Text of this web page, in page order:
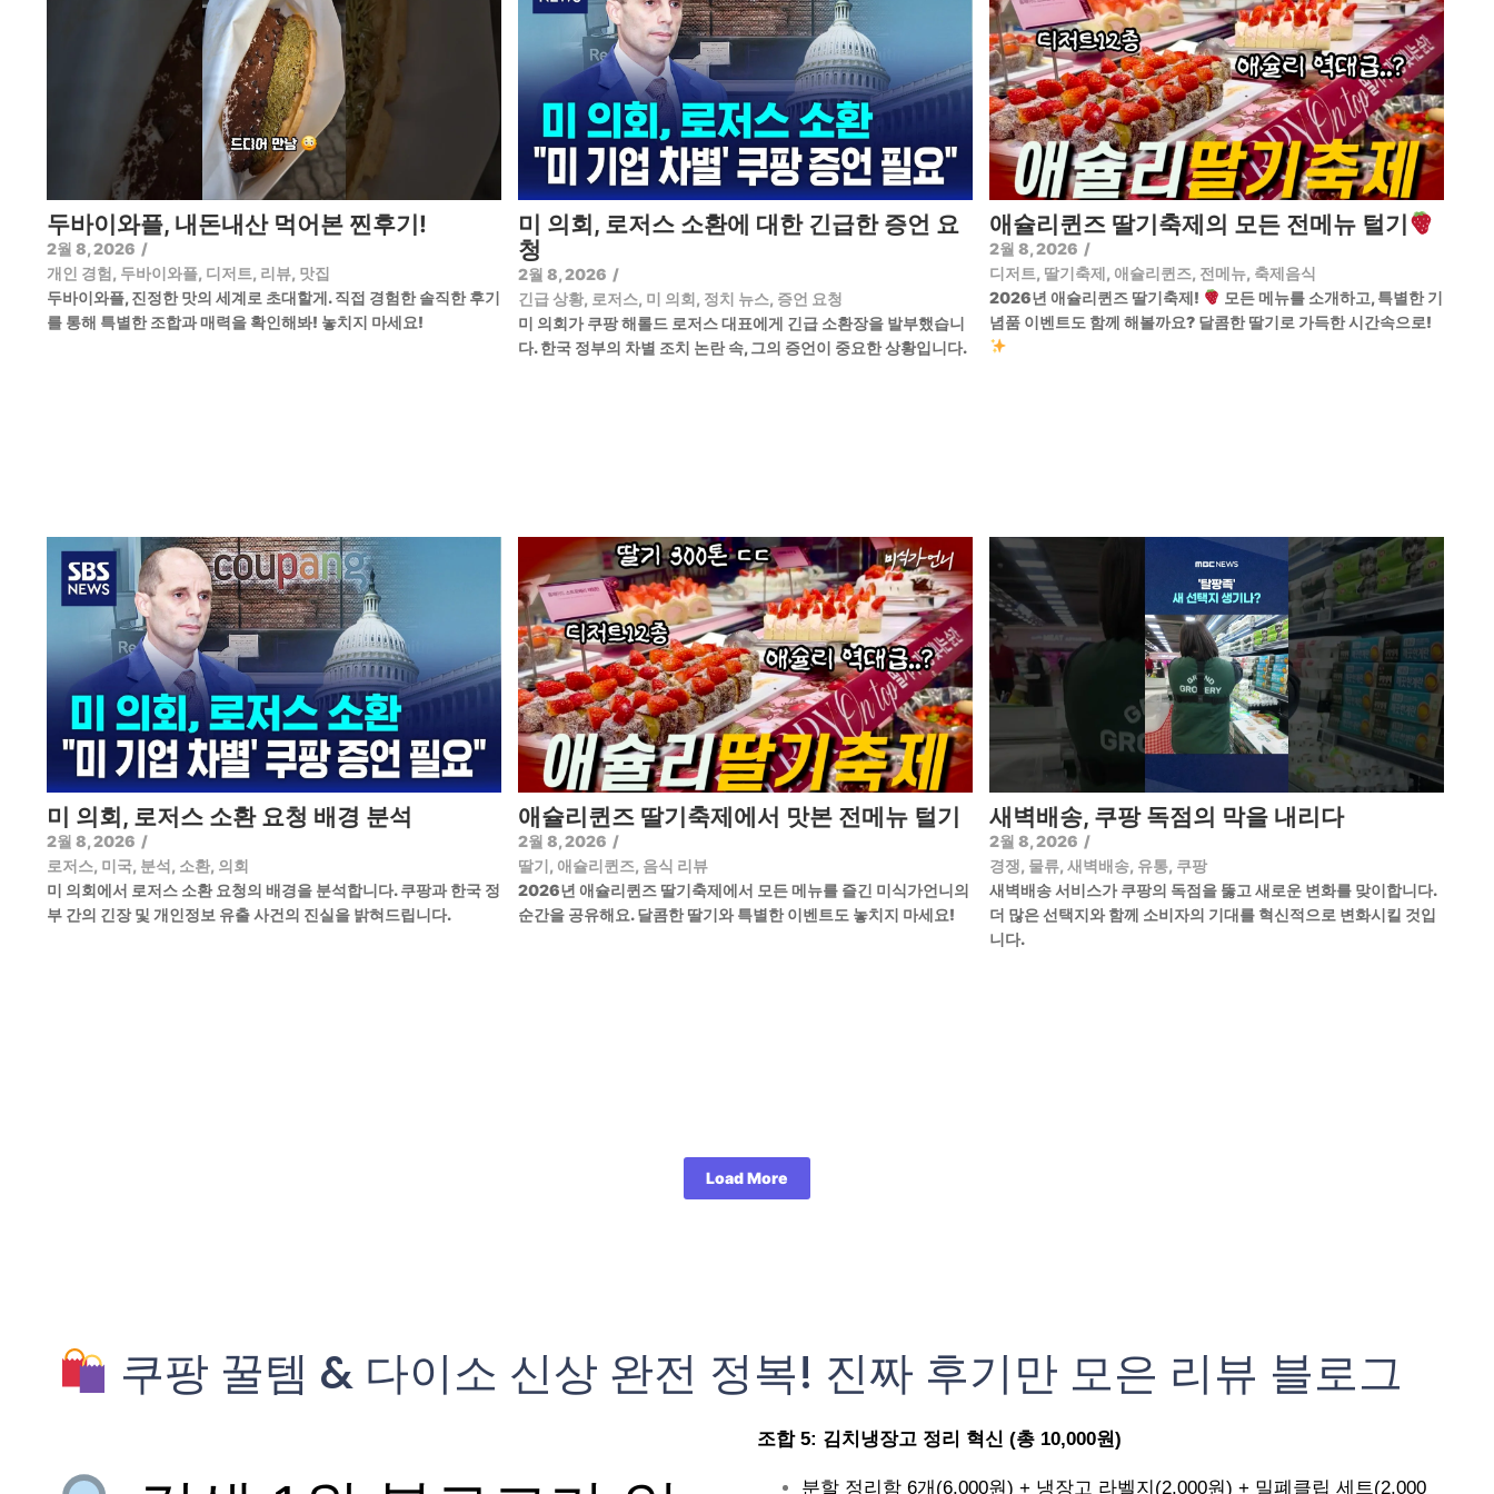
두바이와플, 내돈내산 먹어본 찐후기!
2월 8, 2026 /
개인 경험, 두바이와플, 디저트, 리뷰, 맛집
두바이와플, 진정한 맛의 세계로 초대할게. 직접 경험한 솔직한 후기
를 통해 특별한 조합과 매력을 확인해봐! 놓치지 마세요!
미 의회, 로저스 소환에 대한 긴급한 증언 요
청
2월 8, 2026 /
긴급 상황, 로저스, 미 의회, 정치 뉴스, 증언 요청
미 의회가 쿠팡 해롤드 로저스 대표에게 긴급 소환장을 발부했습니
다. 한국 정부의 차별 조치 논란 속, 그의 증언이 중요한 상황입니다.
애슐리퀸즈 딸기축제의 모든 전메뉴 털기
2월 8, 2026 /
디저트, 딸기축제, 애슐리퀸즈, 전메뉴, 축제음식
2026년 애슐리퀸즈 딸기축제!
모든 메뉴를 소개하고, 특별한 기
념품 이벤트도 함께 해볼까요? 달콤한 딸기로 가득한 시간속으로!
미 의회, 로저스 소환 요청 배경 분석
2월 8, 2026 /
로저스, 미국, 분석, 소환, 의회
미 의회에서 로저스 소환 요청의 배경을 분석합니다. 쿠팡과 한국 정
부 간의 긴장 및 개인정보 유출 사건의 진실을 밝혀드립니다.
애슐리퀸즈 딸기축제에서 맛본 전메뉴 털기
2월 8, 2026 /
딸기, 애슐리퀸즈, 음식 리뷰
2026년 애슐리퀸즈 딸기축제에서 모든 메뉴를 즐긴 미식가언니의
순간을 공유해요. 달콤한 딸기와 특별한 이벤트도 놓치지 마세요!
새벽배송, 쿠팡 독점의 막을 내리다
2월 8, 2026 /
경쟁, 물류, 새벽배송, 유통, 쿠팡
새벽배송 서비스가 쿠팡의 독점을 뚫고 새로운 변화를 맞이합니다.
더 많은 선택지와 함께 소비자의 기대를 혁신적으로 변화시킬 것입
니다.
Load More
쿠팡 꿀템 & 다이소 신상 완전 정복! 진짜 후기만 모은 리뷰 블로그
조합 5: 김치냉장고 정리 혁신 (총 10,000원)
분할 정리함 6개(6,000원) + 냉장고 라벨지(2,000원) + 밀폐클립 세트(2,000